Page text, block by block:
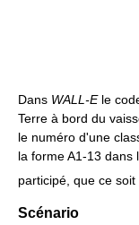
Dans WALL-Ele
Terre à bord du
le numéro d'une
la forme A1-13 dans
participé, que ce soit
Scénario